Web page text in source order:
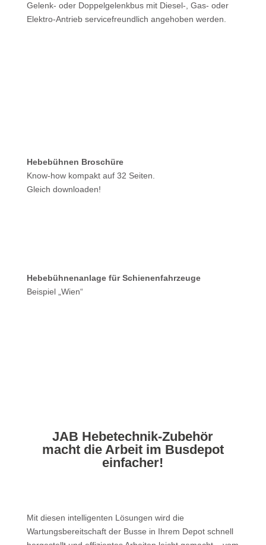
Gelenk- oder Doppelgelenkbus mit Diesel-, Gas- oder
Elektro-Antrieb servicefreundlich angehoben werden.
Hebebühnen Broschüre
Know-how kompakt auf 32 Seiten.
Gleich downloaden!
Hebebühnenanlage für Schienenfahrzeuge
Beispiel „Wien“
JAB Hebetechnik-Zubehör
macht die Arbeit im Busdepot
einfacher!
Mit diesen intelligenten Lösungen wird die
Wartungsbereitschaft der Busse in Ihrem Depot schnell